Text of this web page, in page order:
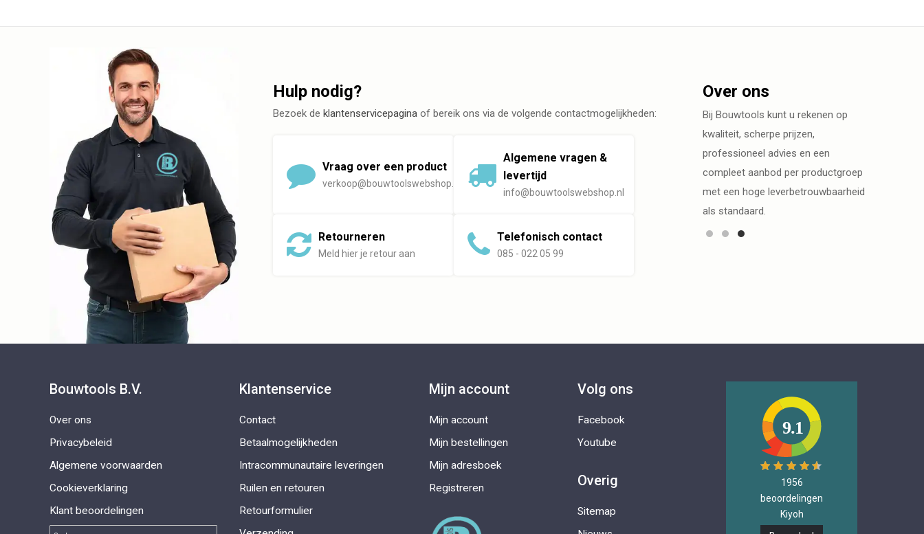
Hulp nodig?
Bezoek de klantenservicepagina of bereik ons via de volgende contactmogelijkheden:
Vraag over een product
verkoop@bouwtoolswebshop.nl
Algemene vragen &
levertijd
info@bouwtoolswebshop.nl
Retourneren
Meld hier je retour aan
Telefonisch contact
085 - 022 05 99
Over ons
Bij Bouwtools kunt u rekenen op
kwaliteit, scherpe prijzen,
professioneel advies en een
compleet aanbod per productgroep
met een hoge leverbetrouwbaarheid
als standaard.
Bouwtools B.V.
Over ons
Privacybeleid
Algemene voorwaarden
Cookieverklaring
Klant beoordelingen
Klantenservice
Contact
Betaalmogelijkheden
Intracommunautaire leveringen
Ruilen en retouren
Retourformulier
Mijn account
Mijn account
Mijn bestellingen
Mijn adresboek
Registreren
Volg ons
Facebook
Youtube
Overig
Sitemap
9.1
1956
beoordelingen
Kiyoh